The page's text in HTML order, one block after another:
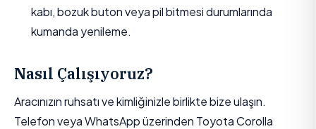
kabı, bozuk buton veya pil bitmesi durumlarında
kumanda yenileme.
Nasıl Çalışıyoruz?
Aracınızın ruhsatı ve kimliğinizle birlikte bize ulaşın.
Telefon veya WhatsApp üzerinden Toyota Corolla